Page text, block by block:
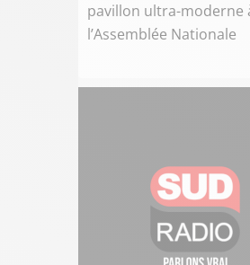
pavillon ultra-moderne
l’Assemblée Nationale